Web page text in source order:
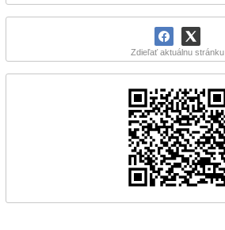
Zdieľať aktuálnu stránku